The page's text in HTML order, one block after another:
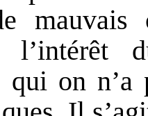
qui on n’a